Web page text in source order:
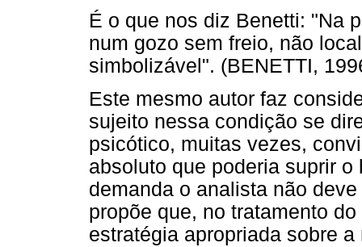
É o que nos diz Benetti: "Na
num gozo sem freio, não
simbolizável". (BENETTI,
Este mesmo autor faz
sujeito nessa condição se
psicótico, muitas vezes,
absoluto que poderia suprir
demanda o analista não
propõe que, no tratamento
estratégia apropriada sobre